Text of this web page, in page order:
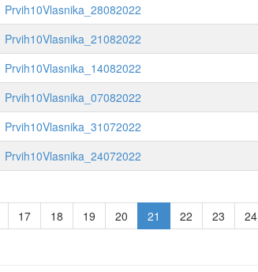
Prvih10Vlasnika_28082022
Prvih10Vlasnika_21082022
Prvih10Vlasnika_14082022
Prvih10Vlasnika_07082022
Prvih10Vlasnika_31072022
Prvih10Vlasnika_24072022
17 18 19 20 21 22 23 24